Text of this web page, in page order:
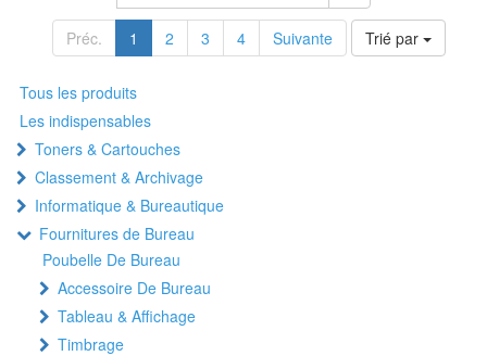
Préc. 1 2 3 4 Suivante Trié par
Tous les produits
Les indispensables
Toners & Cartouches
Classement & Archivage
Informatique & Bureautique
Fournitures de Bureau
Poubelle De Bureau
Accessoire De Bureau
Tableau & Affichage
Timbrage